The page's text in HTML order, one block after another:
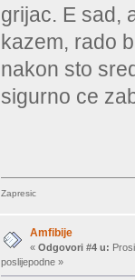
grijac. E sad,
kazem, rado
nakon sto
sigurno ce
Zapresic
Amfibije
« Odgovori #4 u:
poslijepodne »